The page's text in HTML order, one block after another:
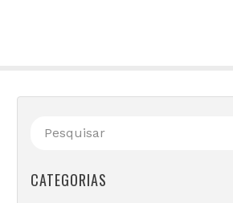
CATEGORIAS